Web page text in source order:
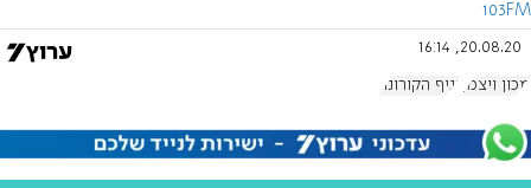
103FM
20.08.20, 16:14
מכון ויצמן נגיף הקורונה